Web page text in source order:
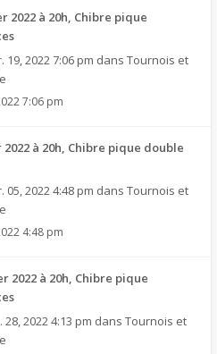
2022 à 20h, Chibre pique
19, 2022 7:06 pm dans Tournois et
7:06 pm
à 20h, Chibre pique double
05, 2022 4:48 pm dans Tournois et
4:48 pm
2022 à 20h, Chibre pique
2022 4:13 pm dans Tournois et